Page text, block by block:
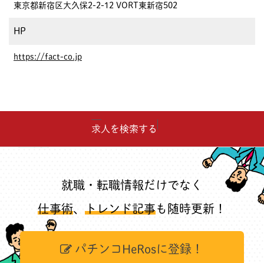
東京都新宿区大久保2-2-12 VORT東新宿502
HP
https://fact-co.jp
求人を検索する
就職・転職情報だけでなく
仕事術、 トレンド記事も随時更新！
パチンコHeRosに登録！